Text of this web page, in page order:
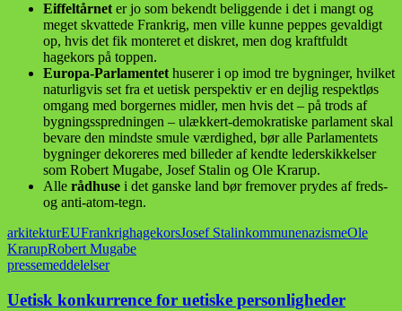
Eiffeltårnet er jo som bekendt beliggende i det i mangt og
meget skvattede Frankrig, men ville kunne peppes gevaldigt
op, hvis det fik monteret et diskret, men dog kraftfuldt
hagekors på toppen.
Europa-Parlamentet huserer i op imod tre bygninger, hvilket
naturligvis set fra et uetisk perspektiv er en dejlig respektløs
omgang med borgernes midler, men hvis det – på trods af
bygningsspredningen – ulækkert-demokratiske parlament skal
bevare den mindste smule værdighed, bør alle Parlamentets
bygninger dekoreres med billeder af kendte lederskikkelser
som Robert Mugabe, Josef Stalin og Ole Krarup.
Alle rådhuse i det ganske land bør fremover prydes af freds-
og anti-atom-tegn.
arkitekturEUFrankrighagekorsJosef StalinkommunenazismeOle
KrarupRobert Mugabe
pressemeddelelser
Uetisk konkurrence for uetiske personligheder